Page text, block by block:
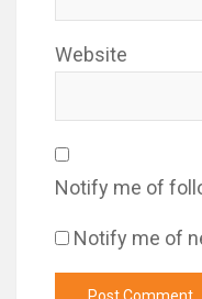
Website
Notify me of
Notify me of